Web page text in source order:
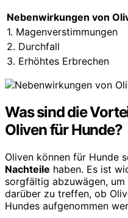
Nebenwirkungen von
1. Magenverstimmungen
2. Durchfall
3. Erhöhtes Erbrechen
Was sind die
Oliven für Hunde?
Oliven können für Hunde
Nachteile haben. Es ist
sorgfältig abzuwägen,
darüber zu treffen, ob
Hundes aufgenommen